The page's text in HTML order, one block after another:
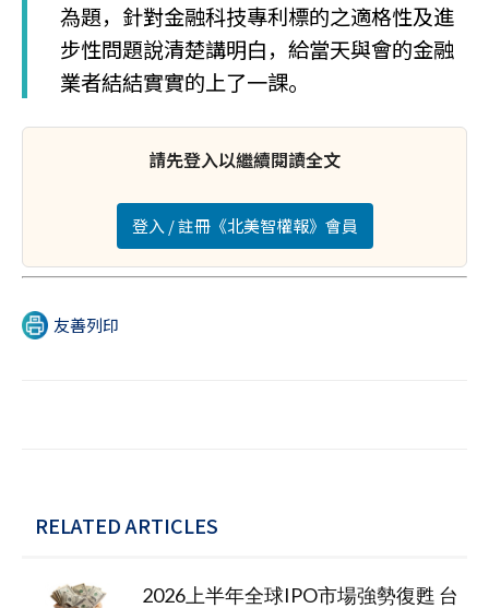
為題，針對金融科技專利標的之適格性及進
步性問題說清楚講明白，給當天與會的金融
業者結結實實的上了一課。
請先登入以繼續閱讀全文
登入 / 註冊《北美智權報》會員
友善列印
RELATED ARTICLES
2026上半年全球IPO市場強勢復甦 台